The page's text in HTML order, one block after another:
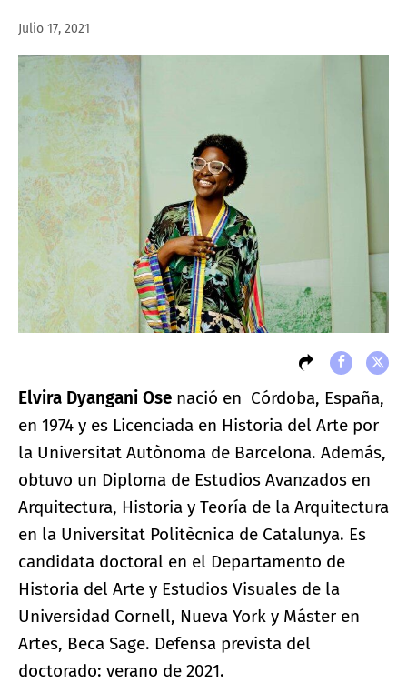
Julio 17, 2021
Elvira Dyangani Ose nació en Córdoba, España,
en 1974 y es Licenciada en Historia del Arte por
la Universitat Autònoma de Barcelona. Además,
obtuvo un Diploma de Estudios Avanzados en
Arquitectura, Historia y Teoría de la Arquitectura
en la Universitat Politècnica de Catalunya. Es
candidata doctoral en el Departamento de
Historia del Arte y Estudios Visuales de la
Universidad Cornell, Nueva York y Máster en
Artes, Beca Sage. Defensa prevista del
doctorado: verano de 2021.